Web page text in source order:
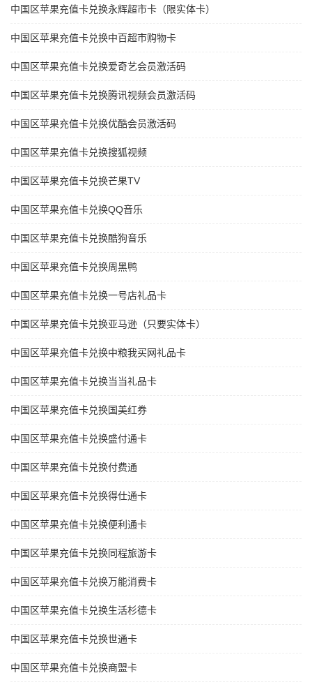
中国区苹果充值卡兑换永辉超市卡（限实体卡）
中国区苹果充值卡兑换中百超市购物卡
中国区苹果充值卡兑换爱奇艺会员激活码
中国区苹果充值卡兑换腾讯视频会员激活码
中国区苹果充值卡兑换优酷会员激活码
中国区苹果充值卡兑换搜狐视频
中国区苹果充值卡兑换芒果TV
中国区苹果充值卡兑换QQ音乐
中国区苹果充值卡兑换酷狗音乐
中国区苹果充值卡兑换周黑鸭
中国区苹果充值卡兑换一号店礼品卡
中国区苹果充值卡兑换亚马逊（只要实体卡）
中国区苹果充值卡兑换中粮我买网礼品卡
中国区苹果充值卡兑换当当礼品卡
中国区苹果充值卡兑换国美红券
中国区苹果充值卡兑换盛付通卡
中国区苹果充值卡兑换付费通
中国区苹果充值卡兑换得仕通卡
中国区苹果充值卡兑换便利通卡
中国区苹果充值卡兑换同程旅游卡
中国区苹果充值卡兑换万能消费卡
中国区苹果充值卡兑换生活杉德卡
中国区苹果充值卡兑换世通卡
中国区苹果充值卡兑换商盟卡